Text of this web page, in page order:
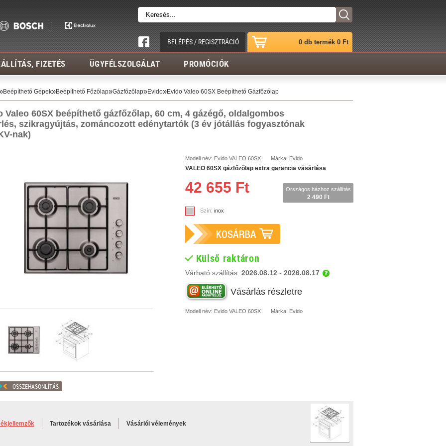
FIZETÉS ÜGYFÉLSZOLGÁLAT PROMÓCIÓK
0 db termék 0 Ft
BELÉPÉS / REGISZTRÁCIÓ
Beépíthető Gépek»Beépíthető Főzőlap»Gázfőzőlap»Evido»Evido Valeo 60SX Beépíthető Gázfőzőlap
Valeo 60SX beépíthető gázfőzőlap, 60 cm, 4 gázégő, oldalgombos
szikragyújtás, zománcozott edénytartók (3 év jótállás fogyasztónak
nak)
ÖSSZEHASONLÍTÁS
Modell név: EvidoVALEO 60SX Márka: Evido
VALEO 60SX gázfőzőlap extra garancia vásárlása
42 655 Ft Országos házhoz szállítás
2 490 Ft
Szín: inox
Külső raktáron
Várható szállítás: 2026.08.12 - 2026.08.17
Vásárlás részletre
Modell név: EvidoVALEO 60SX Márka: Evido
Tartozékok vásárlása Vásárlói vélemények